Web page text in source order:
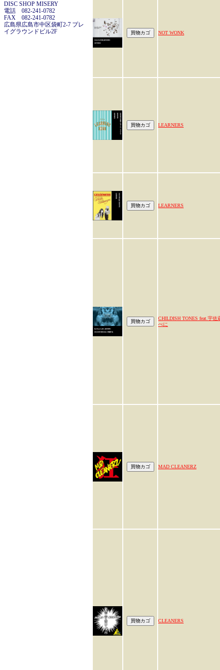
DISC SHOP MISERY
電話 082-241-0782
FAX 082-241-0782
広島県広島市中区袋町2-7 プレ
イグラウンドビル2F
NOT WONK
LEARNERS
LEARNERS
CHILDISH TONES feat.宇佐
べに
MAD CLEANERZ
CLEANERS